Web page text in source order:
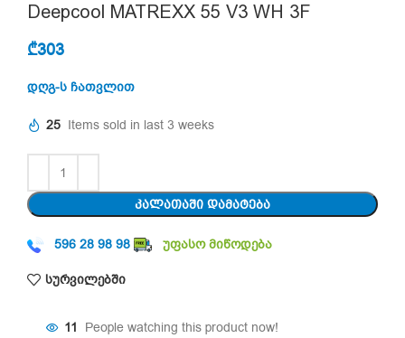
Deepcool MATREXX 55 V3 WH 3F
₾303
დღგ-ს ჩათვლით
25 Items sold in last 3 weeks
ᲙᲐᲚᲐᲗᲐᲨᲘ ᲓᲐᲛᲐᲢᲔᲑᲐ
596 28 98 98 უფასო მიწოდება
სურვილებში
11 People watching this product now!